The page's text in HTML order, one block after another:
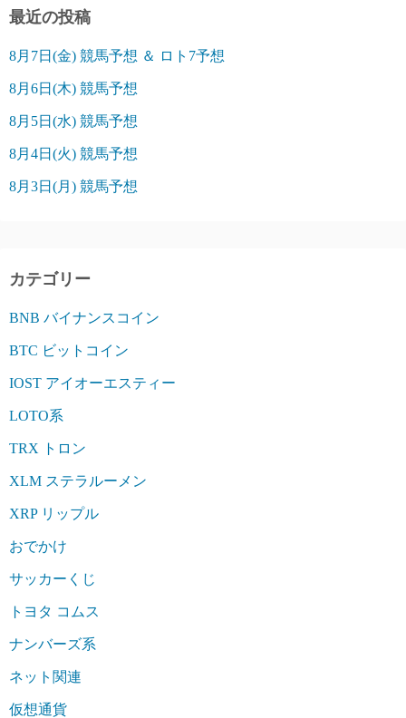
最近の投稿
8月7日(金) 競馬予想 ＆ ロト7予想
8月6日(木) 競馬予想
8月5日(水) 競馬予想
8月4日(火) 競馬予想
8月3日(月) 競馬予想
カテゴリー
BNB バイナンスコイン
BTC ビットコイン
IOST アイオーエスティー
LOTO系
TRX トロン
XLM ステラルーメン
XRP リップル
おでかけ
サッカーくじ
トヨタ コムス
ナンバーズ系
ネット関連
仮想通貨